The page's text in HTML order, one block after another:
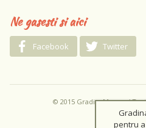
Ne gasesti si aici
Facebook Twitter
© 2015 GradinaMea.ro /
pentru